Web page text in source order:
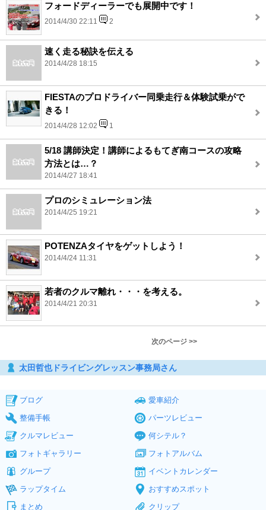
フォードディーラーでも展開中です！
2014/4/30 22:11 2
速く走る秘訣を伝える
2014/4/28 18:15
FIESTAのプロドライバー同乗走行＆体験試乗がで
きる！
2014/4/28 12:02 1
5/18 講師決定！講師によるもてぎ南コースの攻略
方法とは…？
2014/4/27 18:41
プロのシミュレーション法
2014/4/25 19:21
POTENZAタイヤをゲットしよう！
2014/4/24 11:31
若者のクルマ離れ・・・を考える。
2014/4/21 20:31
次のページ >>
太田哲也ドライビングレッスン事務局さん
ブログ
愛車紹介
整備手帳
パーツレビュー
クルマレビュー
何シテル？
フォトギャラリー
フォトアルバム
グループ
イベントカレンダー
ラップタイム
おすすめスポット
まとめ
クリップ